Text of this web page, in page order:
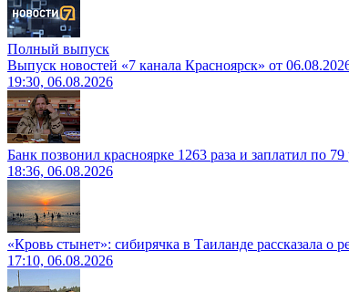
Полный выпуск
Выпуск новостей «7 канала Красноярск» от
19:30, 06.08.2026
Банк позвонил красноярке 1263 раза и заплатил по
18:36, 06.08.2026
«Кровь стынет»: сибирячка в Таиланде рассказала о
17:10, 06.08.2026